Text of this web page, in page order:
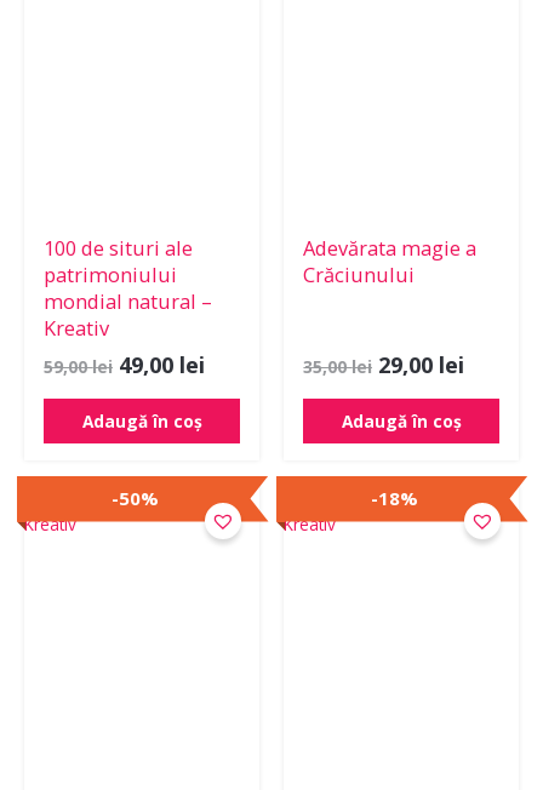
100 de situri ale
patrimoniului
mondial natural –
Kreativ
59,00lei 49,00 lei
Adaugă în coș
Adevărata magie a
Crăciunului
35,00lei 29,00 lei
Adaugă în coș
-50%
Prețul
inițial
Prețul
curent
este:
-18%
Prețul
inițial
Prețul
curent
este: